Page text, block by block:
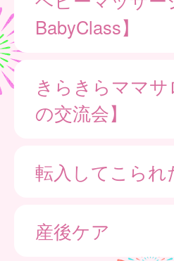
BabyClass】
きらきらママ
の交流会】
転入してこられ
産後ケア